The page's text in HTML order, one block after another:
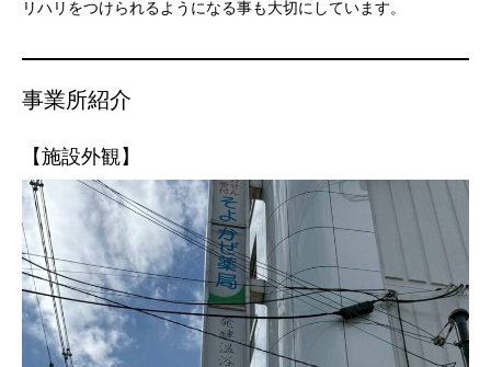
リハリをつけられるようになる事も大切にしています。
事業所紹介
【施設外観】